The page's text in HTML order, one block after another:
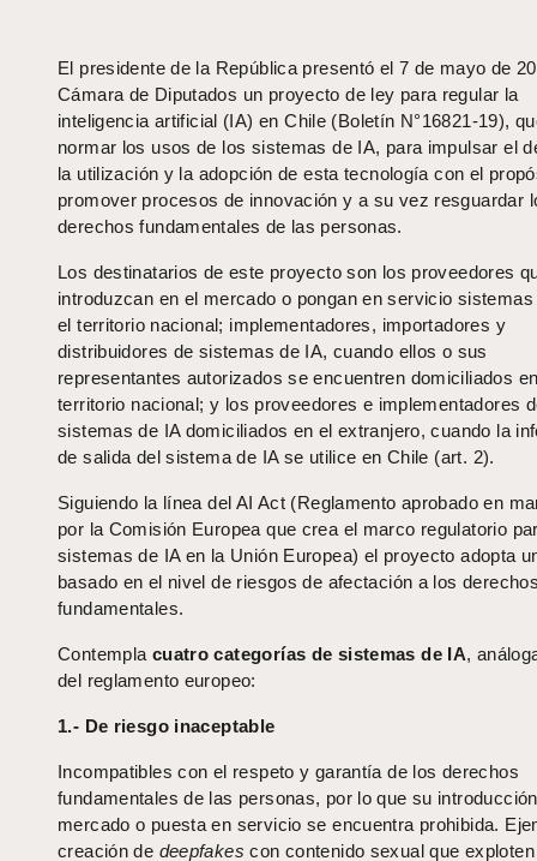
El presidente de la República presentó el 7 de mayo de
Cámara de Diputados un proyecto de ley para regular la
inteligencia artificial (IA) en Chile (Boletín N°16821-19),
normar los usos de los sistemas de IA, para impulsar el
la utilización y la adopción de esta tecnología con el
promover procesos de innovación y a su vez resguardar
derechos fundamentales de las personas.
Los destinatarios de este proyecto son los proveedores
introduzcan en el mercado o pongan en servicio sistemas
el territorio nacional; implementadores, importadores y
distribuidores de sistemas de IA, cuando ellos o sus
representantes autorizados se encuentren domiciliados
territorio nacional; y los proveedores e implementadores
sistemas de IA domiciliados en el extranjero, cuando la
de salida del sistema de IA se utilice en Chile (art. 2).
Siguiendo la línea del AI Act (Reglamento aprobado en
por la Comisión Europea que crea el marco regulatorio
sistemas de IA en la Unión Europea) el proyecto adopta
basado en el nivel de riesgos de afectación a los
fundamentales.
Contempla cuatro categorías de sistemas de IA,
del reglamento europeo:
1.- De riesgo inaceptable
Incompatibles con el respeto y garantía de los derechos
fundamentales de las personas, por lo que su
mercado o puesta en servicio se encuentra prohibida.
creación de deepfakes con contenido sexual que exploten